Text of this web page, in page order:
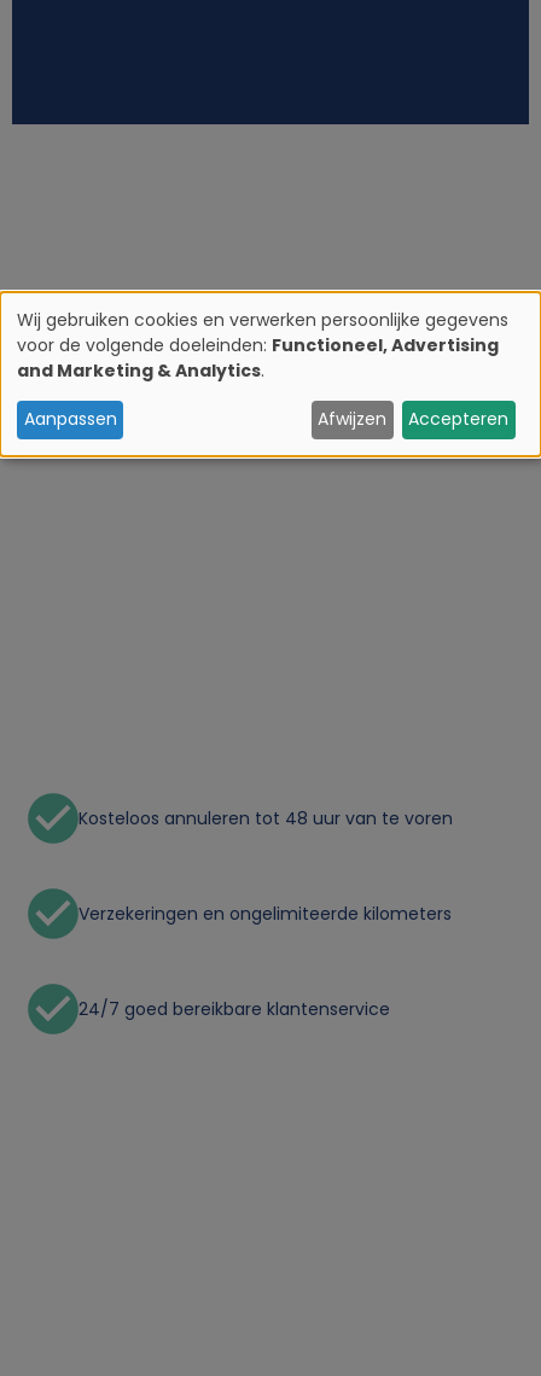
Kosteloos annuleren tot 48 uur van te voren
Verzekeringen en ongelimiteerde kilometers
24/7 goed bereikbare klantenservice
G
e
b
a
n
p
e
Wij gebruiken cookies en verwerken persoonlijke gegevens
voor de volgende doeleinden: Functioneel, Advertising
and Marketing & Analytics.
Aanpassen Afwijzen Accepteren